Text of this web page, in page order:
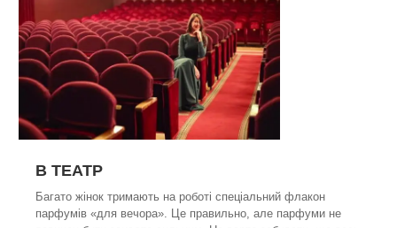
В ТЕАТР
Багато жінок тримають на роботі спеціальний флакон
парфумів «для вечора». Це правильно, але парфуми не